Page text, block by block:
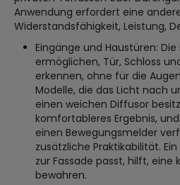
Anwendung erfordert eine
Widerstandsfähigkeit, Leistung,
Eingänge und Haustüren:
ermöglichen, Tür, Schloss
erkennen, ohne für die
Modelle, die das Licht nach
einen weichen Diffusor
komfortableres Ergebnis,
einen Bewegungsmelder
zusätzliche Praktikabilität.
zur Fassade passt, hilft, eine
bewahren.